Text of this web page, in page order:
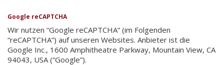
Google reCAPTCHA
Wir nutzen “Google reCAPTCHA” (im Folgenden
“reCAPTCHA”) auf unseren Websites. Anbieter ist die
Google Inc., 1600 Amphitheatre Parkway, Mountain View, CA
94043, USA (“Google”).